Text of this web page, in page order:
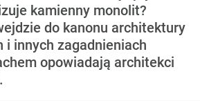
kamienny monolit?
do kanonu architektury
i innych zagadnieniach
opowiadają architekci